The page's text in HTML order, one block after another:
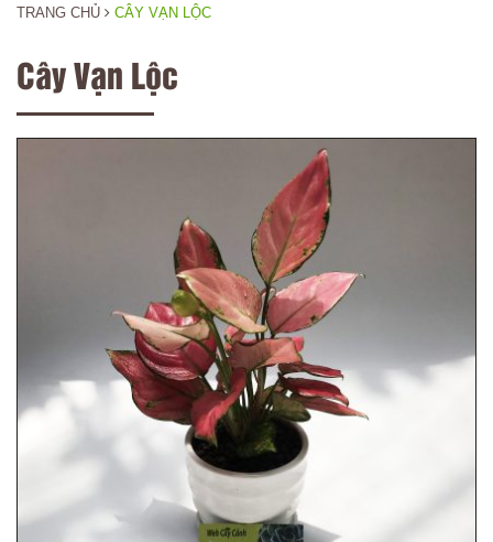
TRANG CHỦ CÂY VẠN LỘC
Cây Vạn Lộc